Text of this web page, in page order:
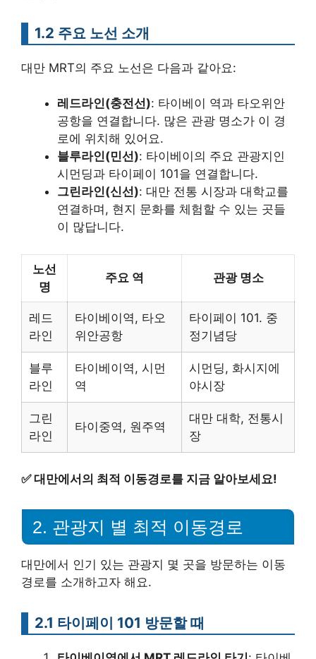
1.2 주요 노선 소개
대만 MRT의 주요 노선은 다음과 같아요:
레드라인(충전선): 타이베이 역과 타오위안
공항을 연결합니다. 많은 관광 명소가 이 경
로에 위치해 있어요.
블루라인(민선): 타이베이의 주요 관광지인
시먼딩과 타이페이 101을 연결합니다.
그린라인(신선): 대만 전통 시장과 대학교를
연결하며, 현지 문화를 체험할 수 있는 곳들
이 많답니다.
노선
명
주요 역 관광 명소
레드
라인
타이베이역, 타오
위안공항
타이페이 101. 중
정기념당
블루
라인
타이베이역, 시먼
역
시먼딩, 화시지에
야시장
그린
라인
타이중역, 원주역
대만 대학, 전통시
장
✅대만에서의 최적 이동경로를 지금 알아보세요!
2. 관광지 별 최적 이동경로
대만에서 인기 있는 관광지 몇 곳을 방문하는 이동
경로를 소개하고자 해요.
2.1 타이페이 101 방문할 때